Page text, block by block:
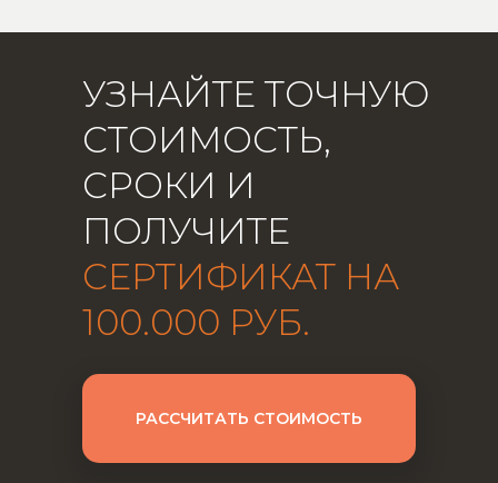
УЗНАЙТЕ ТОЧНУЮ
СТОИМОСТЬ,
СРОКИ И
ПОЛУЧИТЕ
СЕРТИФИКАТ НА
100.000 РУБ.
РАССЧИТАТЬ СТОИМОСТЬ